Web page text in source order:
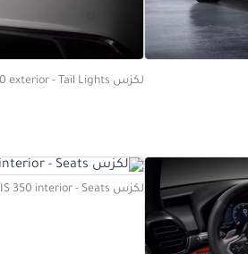
لكزس IS 350 exterior - Tail Lights
لكزس IS 350 interior - Seats